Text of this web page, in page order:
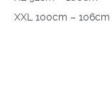
XXL 100cm – 106cm